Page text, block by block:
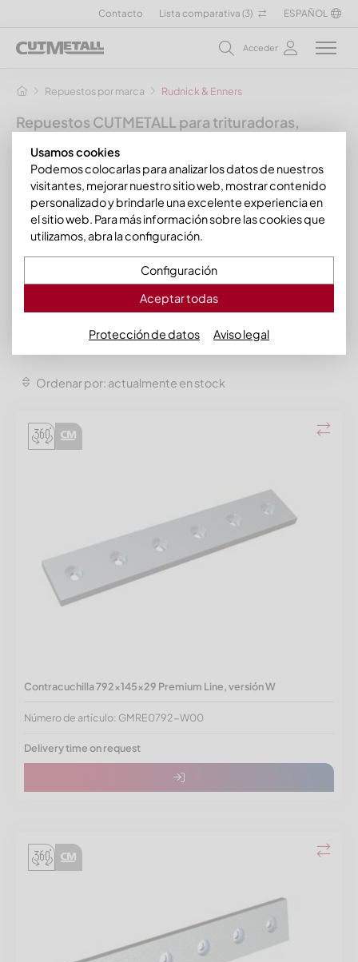
Contacto Lista comparativa (3) ESPAÑOL
Acceder
Repuestos por marca Rudnick & Enners
Repuestos CUTMETALL para trituradoras,
para el fabricante Rudnick & Enners
En esta sección encontrará nuestros repuestos y piezas de
desgaste para variosmodelos de Rudnick & Enners. Puede
adquirir coronas de corte, cuchillas contrarias, cuchillas
rotoras, cuchillas estatoras y cuchillas astilladoras para, entre
otros:
Rudnick & Enners TH 200/550/3
Ordenar por: actualmente en stock
Contracuchilla 792x145x29 Premium Line, versión W
Número de artículo: GMRE0792-W00
Delivery time on request
Usamos cookies
Podemos colocarlas para analizar los datos de nuestros
visitantes, mejorar nuestro sitio web, mostrar contenido
personalizado y brindarle una excelente experiencia en
el sitio web. Para más información sobre las cookies que
utilizamos, abra la configuración.
Configuración
Aceptar todas
Protección de datos Aviso legal